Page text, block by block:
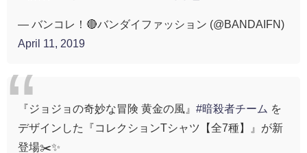
— バンコレ！🔴バンダイファッション (@BANDAIFN)
April 11, 2019
『ジョジョの奇妙な冒険 黄金の風』 #暗殺者チーム を
デザインした『コレクションTシャツ【全7種】』が新
登場✂️✨